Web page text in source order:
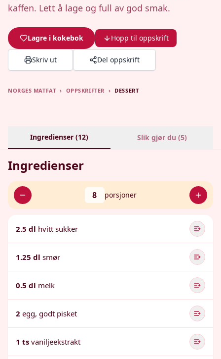
kaffen. Lett å lage og full av god smak.
Lagre i kokebok Hopp til oppskrift
Skriv ut Del oppskrift
NORGES MATFAT › OPPSKRIFTER › DESSERT
Ingredienser (12) Slik gjør du (5)
Ingredienser
8 porsjoner
2.5 dl hvitt sukker
1.25 dl smør
0.5 dl melk
2 egg, godt pisket
1 ts vaniljeekstrakt